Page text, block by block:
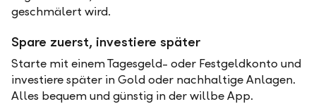
geschmälert wird.
Spare zuerst, investiere später
Starte mit einem Tagesgeld- oder Festgeldkonto und
investiere später in Gold oder nachhaltige Anlagen.
Alles bequem und günstig in der willbe App.